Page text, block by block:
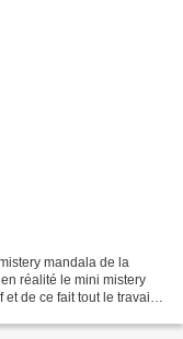
mandala de la
réalité le mini mistery
de ce fait tout le travail